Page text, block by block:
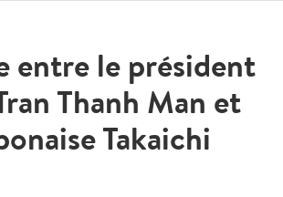
entre le président
Thanh Man et
Takaichi